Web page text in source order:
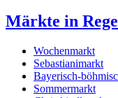
Märkte in
Wochenmarkt
Sebastianimarkt
Bayerisch-
Sommermarkt